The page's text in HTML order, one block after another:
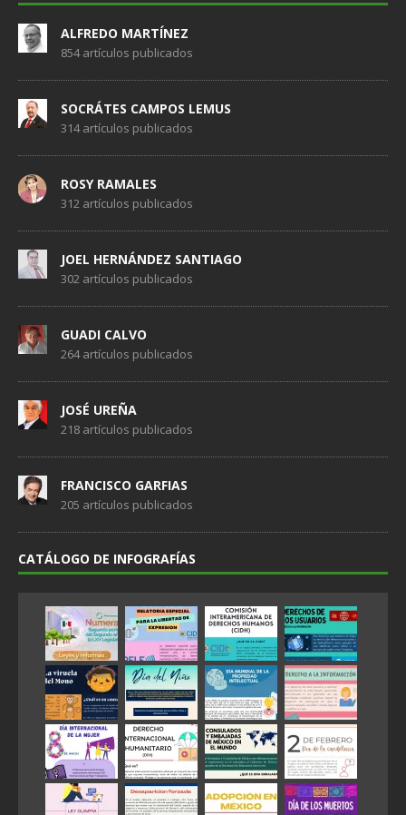
ALFREDO MARTÍNEZ
854 artículos publicados
SOCRÁTES CAMPOS LEMUS
314 artículos publicados
ROSY RAMALES
312 artículos publicados
JOEL HERNÁNDEZ SANTIAGO
302 artículos publicados
GUADI CALVO
264 artículos publicados
JOSÉ UREÑA
218 artículos publicados
FRANCISCO GARFIAS
205 artículos publicados
CATÁLOGO DE INFOGRAFÍAS